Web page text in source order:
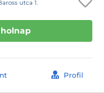
utca 1.
holnap
Profil